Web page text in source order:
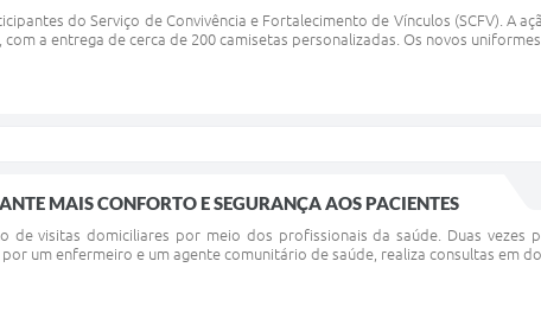
do Serviço de Convivência e Fortalecimento de Vínculos (SCFV). A
a entrega de cerca de 200 camisetas personalizadas. Os novos uniformes
MAIS CONFORTO E SEGURANÇA AOS PACIENTES
de visitas domiciliares por meio dos profissionais da saúde. Duas vezes
um enfermeiro e um agente comunitário de saúde, realiza consultas em